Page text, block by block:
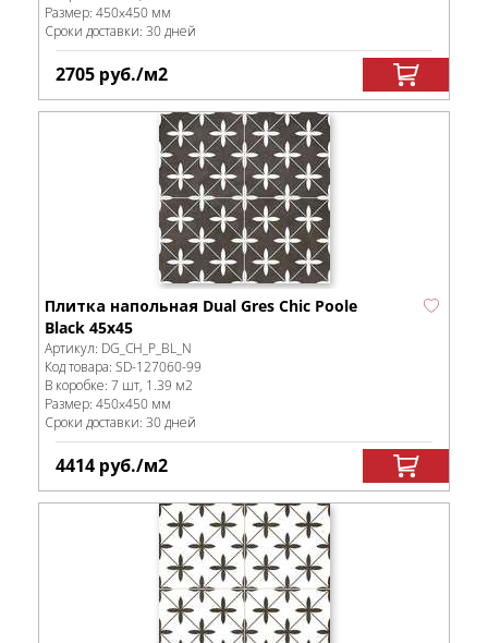
Размер: 450x450 мм
Сроки доставки: 30 дней
2705 руб./м2
Плитка напольная Dual Gres Chic Poole
Black 45х45
Артикул: DG_CH_P_BL_N
Код товара: SD-127060-99
В коробке: 7 шт, 1.39 м2
Размер: 450x450 мм
Сроки доставки: 30 дней
4414 руб./м2